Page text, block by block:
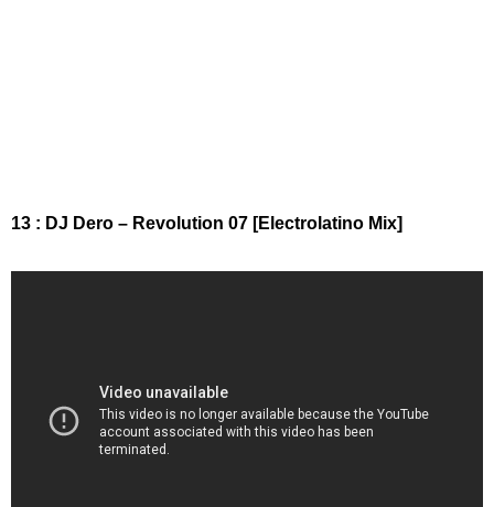
13 : DJ Dero – Revolution 07 [Electrolatino Mix]